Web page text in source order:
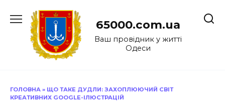
до
65000.com.ua
Ваш провідник у житті
Одеси
ГОЛОВНА » ЩО ТАКЕ ДУДЛИ: ЗАХОПЛЮЮЧИЙ СВІТ
КРЕАТИВНИХ GOOGLE-ІЛЮСТРАЦІЙ